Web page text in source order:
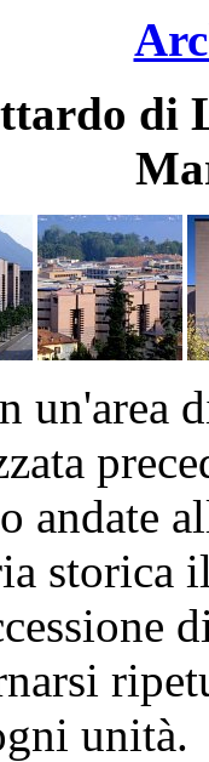
di
un'area
andate
storica
unità.